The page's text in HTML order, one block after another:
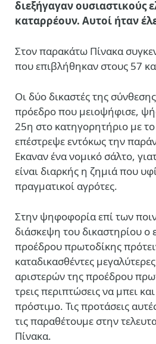
διεξήγαγαν ουσιαστικούς
καταρρέουν. Αυτοί ήταν
Στον παρακάτω Πίνακα
που επιβλήθηκαν στους 57
Οι δύο δικαστές της
πρόεδρο που μειοψήφισε,
25η στο κατηγορητήριο με
επέστρεψε εντόκως την
Εκαναν ένανομικό σάλτο,
είναι διαρκής η ζημιά που
πραγματικοί αγρότες.
Στην ψηφοφορία επί των
διάσκεψη του δικαστηρίου ο
προέδρου πρωτοδίκης
καταδικασθέντες
αριστερών της προέδρου
τρεις περιπτώσεις να μπει
πρόστιμο. Τις προτάσεις
τις παραθέτουμε στην
Πίνακα.